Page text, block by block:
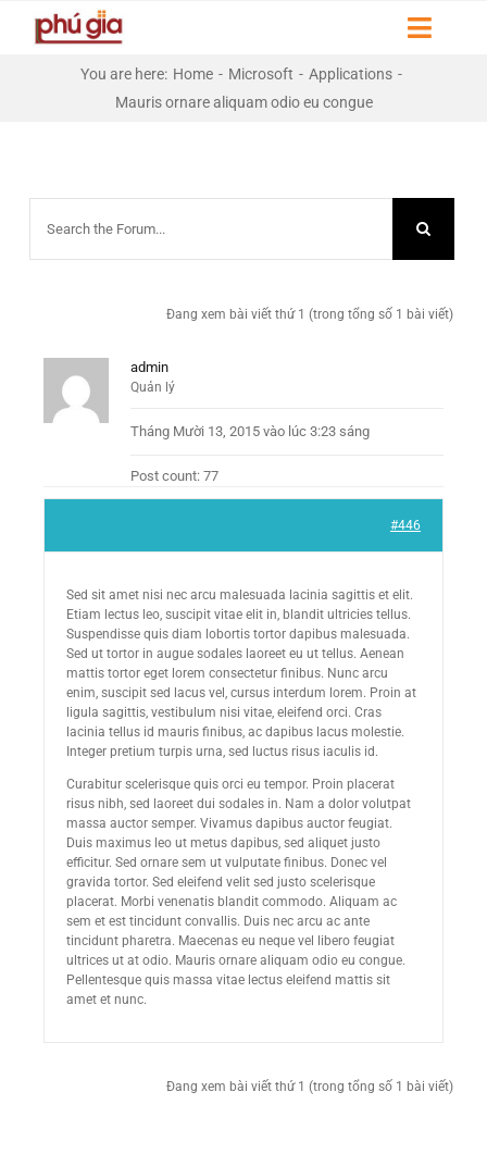
HOME
DỰ ÁN
LIÊN HỆ
You are here: Home - Microsoft - Applications -
Mauris ornare aliquam odio eu congue
Đang xem bài viết thứ 1 (trong tổng số 1 bài viết)
admin
Quản lý
Tháng Mười 13, 2015 vào lúc 3:23 sáng
Post count: 77
#446
Sed sit amet nisi nec arcu malesuada lacinia sagittis et elit.
Etiam lectus leo, suscipit vitae elit in, blandit ultricies tellus.
Suspendisse quis diam lobortis tortor dapibus malesuada.
Sed ut tortor in augue sodales laoreet eu ut tellus. Aenean
mattis tortor eget lorem consectetur finibus. Nunc arcu
enim, suscipit sed lacus vel, cursus interdum lorem. Proin at
ligula sagittis, vestibulum nisi vitae, eleifend orci. Cras
lacinia tellus id mauris finibus, ac dapibus lacus molestie.
Integer pretium turpis urna, sed luctus risus iaculis id.
Curabitur scelerisque quis orci eu tempor. Proin placerat
risus nibh, sed laoreet dui sodales in. Nam a dolor volutpat
massa auctor semper. Vivamus dapibus auctor feugiat.
Duis maximus leo ut metus dapibus, sed aliquet justo
efficitur. Sed ornare sem ut vulputate finibus. Donec vel
gravida tortor. Sed eleifend velit sed justo scelerisque
placerat. Morbi venenatis blandit commodo. Aliquam ac
sem et est tincidunt convallis. Duis nec arcu ac ante
tincidunt pharetra. Maecenas eu neque vel libero feugiat
ultrices ut at odio. Mauris ornare aliquam odio eu congue.
Pellentesque quis massa vitae lectus eleifend mattis sit
amet et nunc.
Đang xem bài viết thứ 1 (trong tổng số 1 bài viết)